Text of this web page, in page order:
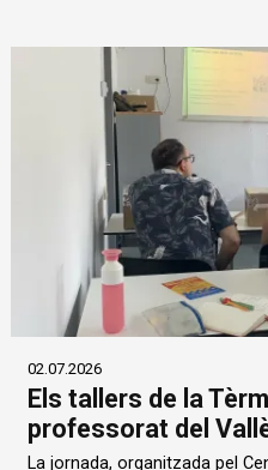
02.07.2026
Els tallers de la
professorat del
La jornada, organitzada pel